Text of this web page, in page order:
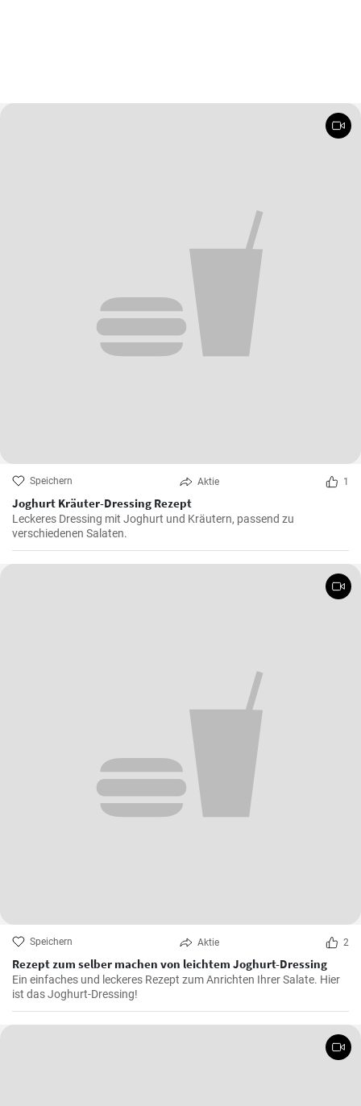
Speichern Aktie 1
Joghurt Kräuter-Dressing Rezept
Leckeres Dressing mit Joghurt und Kräutern, passend zu
verschiedenen Salaten.
Speichern Aktie 2
Rezept zum selber machen von leichtem Joghurt-Dressing
Ein einfaches und leckeres Rezept zum Anrichten Ihrer Salate. Hier
ist das Joghurt-Dressing!